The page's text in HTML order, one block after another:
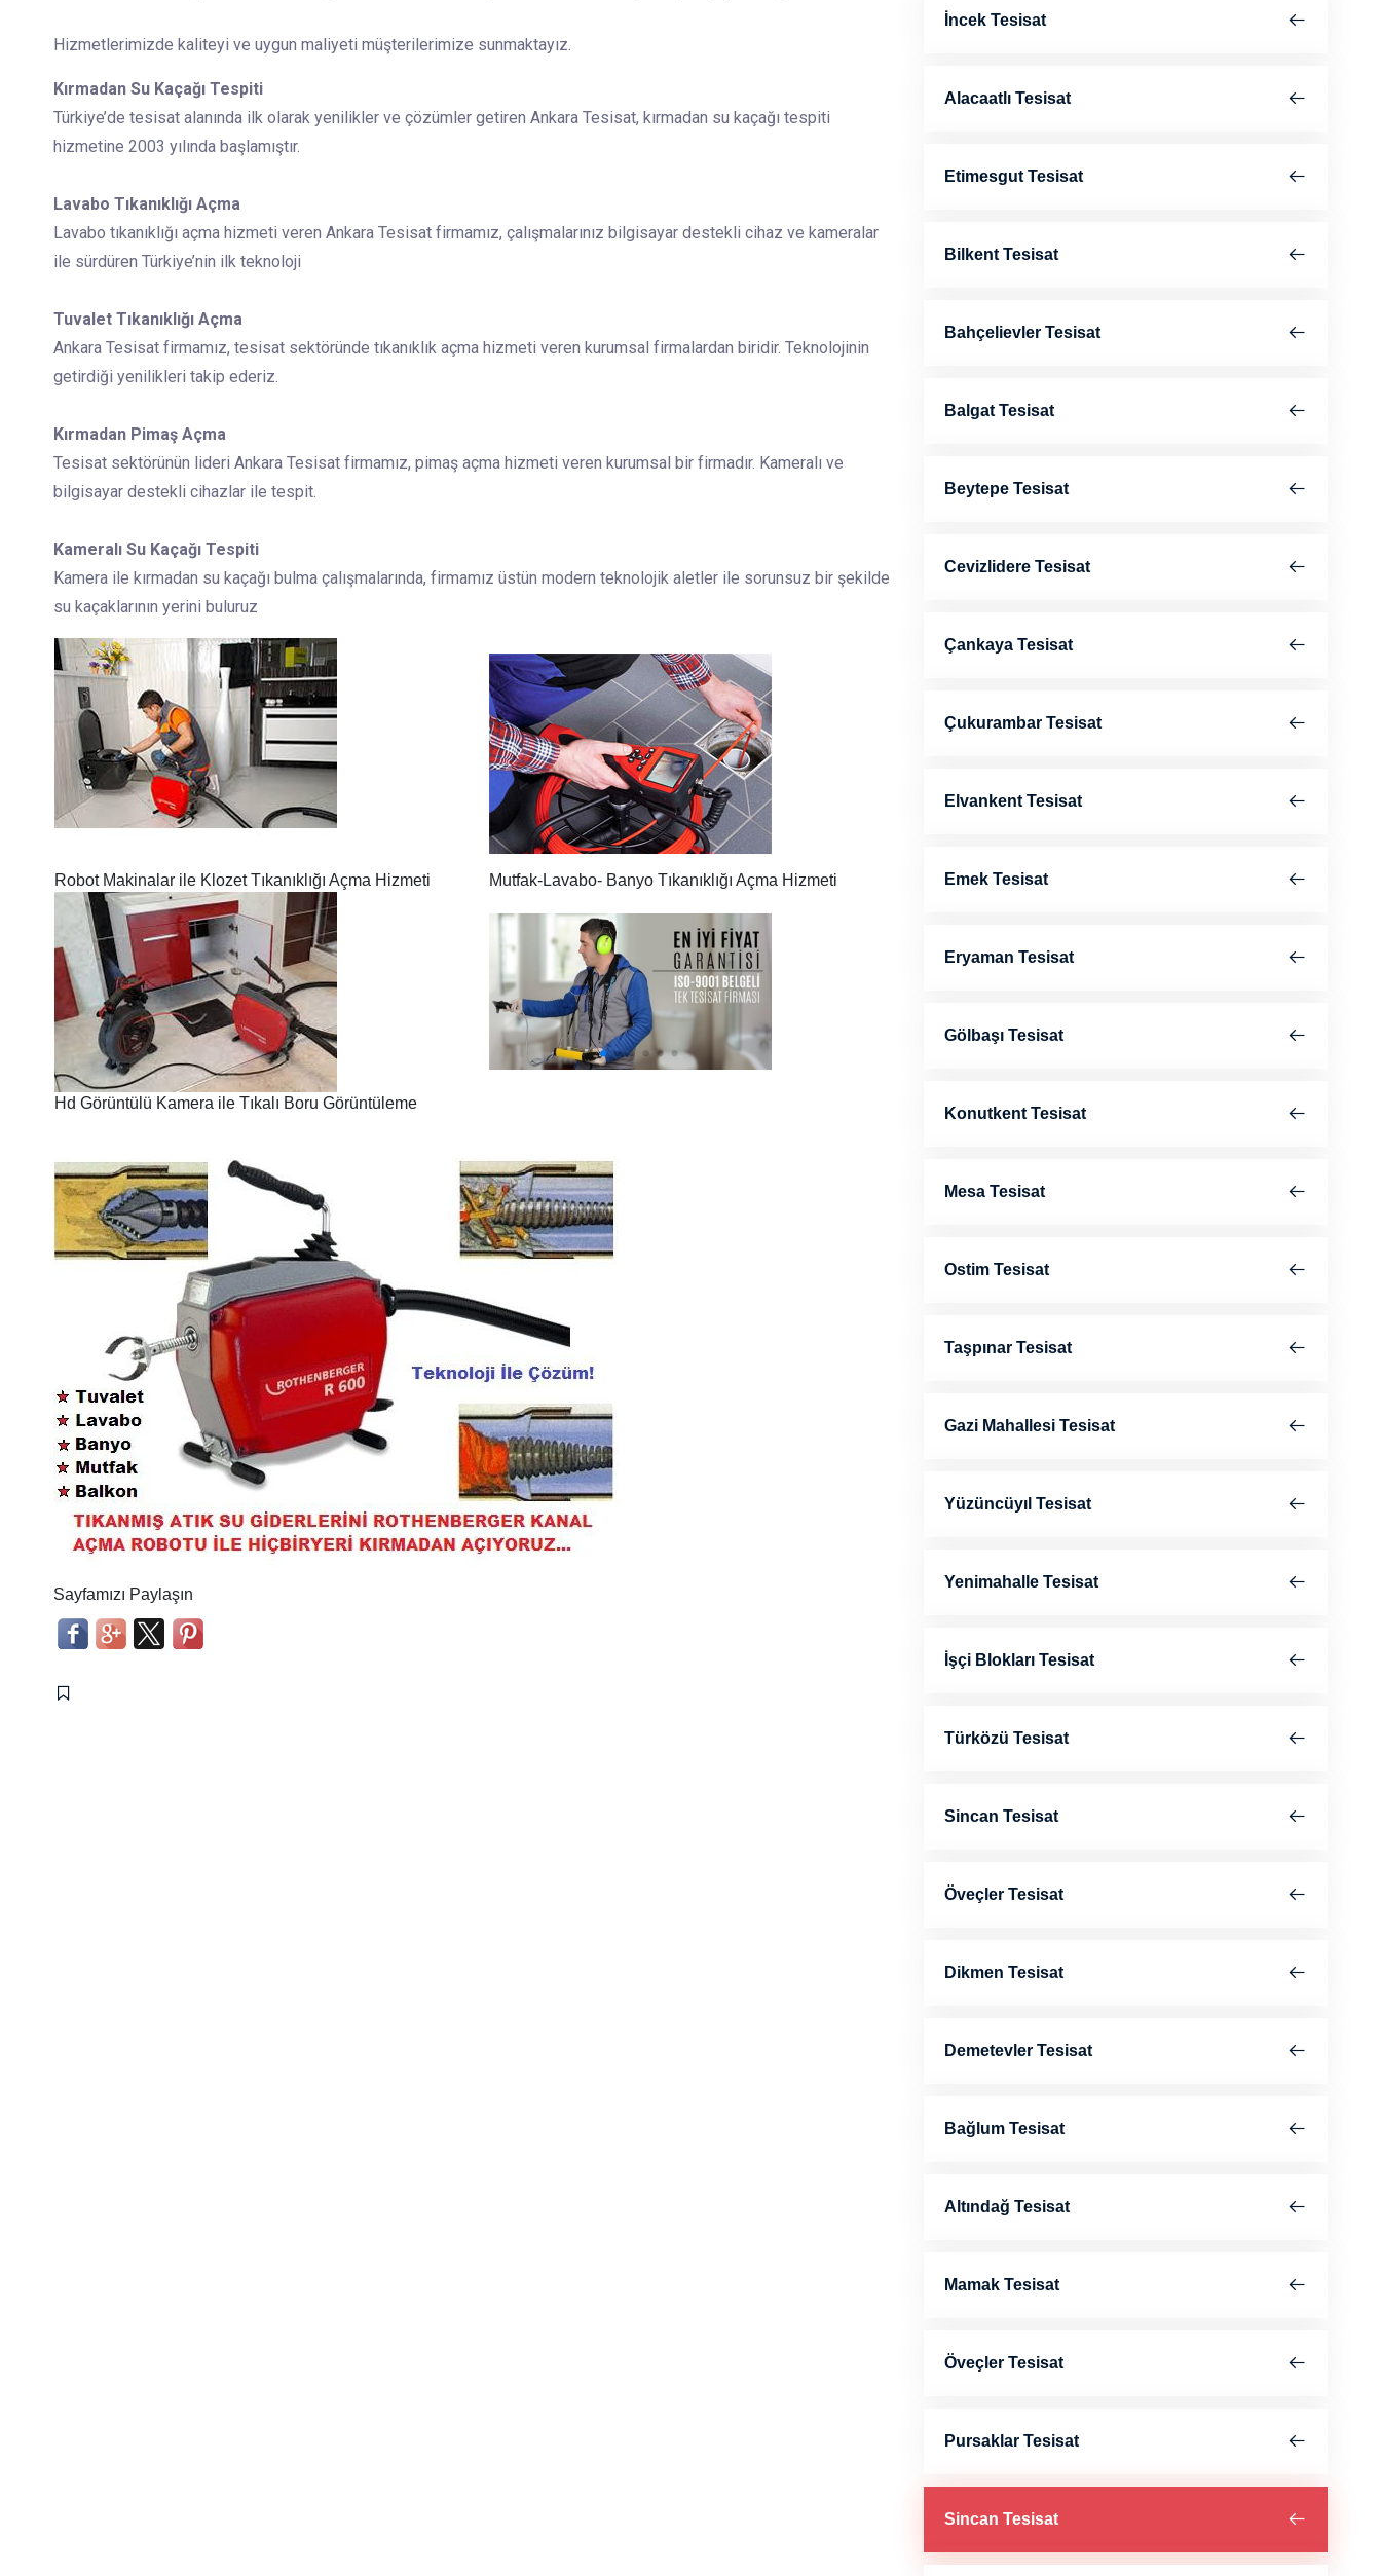
Hizmetlerimizde kaliteyi ve uygun maliyeti müşterilerimize sunmaktayız.
Kırmadan Su Kaçağı Tespiti
Türkiye’de tesisat alanında ilk olarak yenilikler ve çözümler getiren Ankara Tesisat, kırmadan su kaçağı tespiti
hizmetine 2003 yılında başlamıştır.
Lavabo Tıkanıklığı Açma
Lavabo tıkanıklığı açma hizmeti veren Ankara Tesisat firmamız, çalışmalarınız bilgisayar destekli cihaz ve kameralar
ile sürdüren Türkiye’nin ilk teknoloji
Tuvalet Tıkanıklığı Açma
Ankara Tesisat firmamız, tesisat sektöründe tıkanıklık açma hizmeti veren kurumsal firmalardan biridir. Teknolojinin
getirdiği yenilikleri takip ederiz.
Kırmadan Pimaş Açma
Tesisat sektörünün lideri Ankara Tesisat firmamız, pimaş açma hizmeti veren kurumsal bir firmadır. Kameralı ve
bilgisayar destekli cihazlar ile tespit.
Kameralı Su Kaçağı Tespiti
Kamera ile kırmadan su kaçağı bulma çalışmalarında, firmamız üstün modern teknolojik aletler ile sorunsuz bir şekilde
su kaçaklarının yerini buluruz
Robot Makinalar ile Klozet Tıkanıklığı Açma Hizmeti Mutfak-Lavabo- Banyo Tıkanıklığı Açma Hizmeti
Hd Görüntülü Kamera ile Tıkalı Boru Görüntüleme
Sayfamızı Paylaşın
İncek Tesisat
Alacaatlı Tesisat
Etimesgut Tesisat
Bilkent Tesisat
Bahçelievler Tesisat
Balgat Tesisat
Beytepe Tesisat
Cevizlidere Tesisat
Çankaya Tesisat
Çukurambar Tesisat
Elvankent Tesisat
Emek Tesisat
Eryaman Tesisat
Gölbaşı Tesisat
Konutkent Tesisat
Mesa Tesisat
Ostim Tesisat
Taşpınar Tesisat
Gazi Mahallesi Tesisat
Yüzüncüyıl Tesisat
Yenimahalle Tesisat
İşçi Blokları Tesisat
Türközü Tesisat
Sincan Tesisat
Öveçler Tesisat
Dikmen Tesisat
Demetevler Tesisat
Bağlum Tesisat
Altındağ Tesisat
Mamak Tesisat
Öveçler Tesisat
Pursaklar Tesisat
Sincan Tesisat